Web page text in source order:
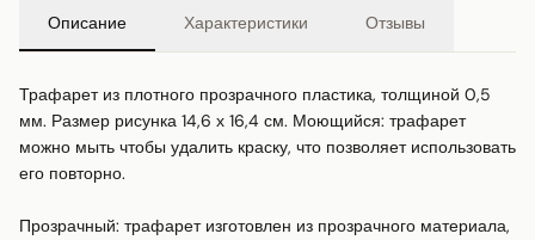
Описание Характеристики Отзывы
Трафарет из плотного прозрачного пластика, толщиной 0,5
мм. Размер рисунка 14,6 х 16,4 см. Моющийся: трафарет
можно мыть чтобы удалить краску, что позволяет использовать
его повторно.
Прозрачный: трафарет изготовлен из прозрачного материала,